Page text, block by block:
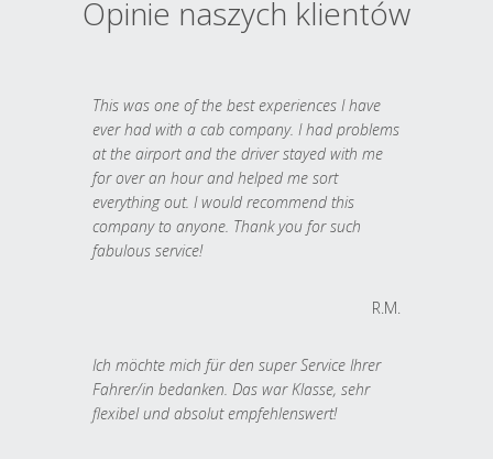
Opinie naszych klientów
This was one of the best experiences I have
ever had with a cab company. I had problems
at the airport and the driver stayed with me
for over an hour and helped me sort
everything out. I would recommend this
company to anyone. Thank you for such
fabulous service!
R.M.
Ich möchte mich für den super Service Ihrer
Fahrer/in bedanken. Das war Klasse, sehr
flexibel und absolut empfehlenswert!